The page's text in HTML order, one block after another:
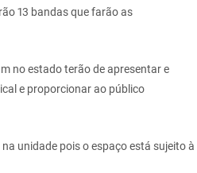
13 bandas que farão as
no estado terão de apresentar e
e proporcionar ao público
unidade pois o espaço está sujeito à